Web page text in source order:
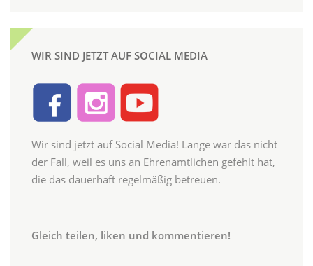
WIR SIND JETZT AUF SOCIAL MEDIA
Wir sind jetzt auf Social Media! Lange war das nicht
der Fall, weil es uns an Ehrenamtlichen gefehlt hat,
die das dauerhaft regelmäßig betreuen.
Gleich teilen, liken und kommentieren!